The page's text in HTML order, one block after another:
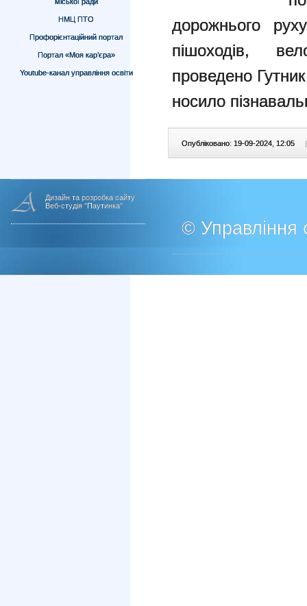
НМЦ ПТО
Профорієнтаційний портал
Портал «Моя кар’єра»
Youtube-канал управління освіти
дорожнього
пішоходів,
проведено
носило
Опубліковано: 19-09-2024, 12:05 |
Дизайн та розробка сайту
Веб-студія "Паутинка"
© Управління